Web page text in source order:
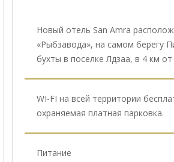
Новый отель San Amra
«Рыбзавода», на самом берегу
бухты в поселке Лдзаа, в 4 км
WI-FI на всей территории
охраняемая платная парковка.
Питание